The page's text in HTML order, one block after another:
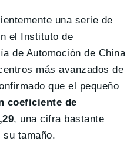
una serie de
el Instituto de
de Automoción de China
más avanzados de
que el pequeño
coeficiente de
, una cifra bastante
su tamaño.